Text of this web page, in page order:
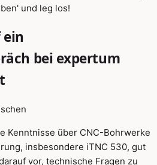
und leg los!
bei expertum
Kenntnisse über CNC-Bohrwerke
insbesondere iTNC 530, gut
vor, technische Fragen zu